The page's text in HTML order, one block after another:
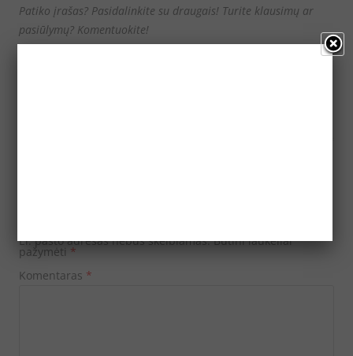
Patiko įrašas? Pasidalinkite su draugais! Turite klausimų ar
pasiūlymų? Komentuokite!
El. pašto adresas nebus skelbiamas. Būtini laukeliai
pažymėti *
Komentaras *